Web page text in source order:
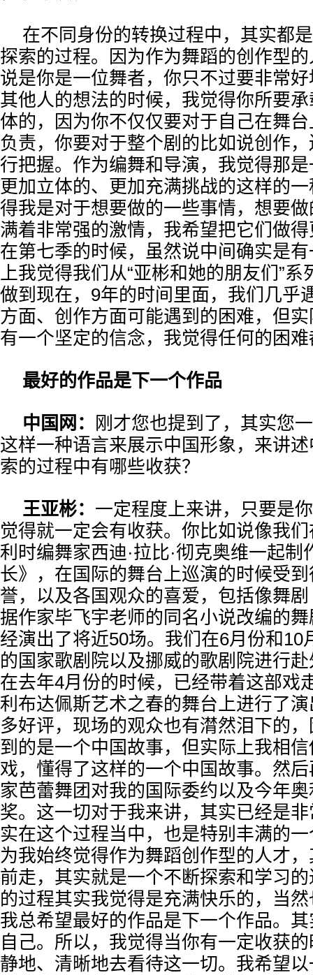
在不同身份的转换过程中，其实都
探索的过程。因为作为舞蹈的创作型
说是你是一位舞者，你只不过要非常
其他人的想法的时候，我觉得你所要
体的，因为你不仅仅要对于自己在舞
负责，你要对于整个剧的比如说创作
行把握。作为编舞和导演，我觉得那
更加立体的、更加充满挑战的这样的
得我是对于想要做的一些事情，想要
满着非常强的激情，我希望把它们做
在第七季的时候，虽然说中间确实是
上我觉得我们从“亚彬和她的朋友们”
做到现在，9年的时间里面，我们几乎
方面、创作方面可能遇到的困难，但
有一个坚定的信念，我觉得任何的困
最好的作品是下一个作品
中国网：
刚才您也提到了，其实您
这样一种语言来展示中国形象，来讲
索的过程中有哪些收获？
王亚彬： 一定程度上来讲，只要是
觉得就一定会有收获。你比如说像我
利时编舞家西迪·拉比·彻克奥维一起制
长》，在国际的舞台上巡演的时候受
誉，以及各国观众的喜爱，包括像舞
据作家毕飞宇老师的同名小说改编的
经演出了将近50场。我们在6月份和10
的国家歌剧院以及挪威的歌剧院进行
在去年4月份的时候，已经带着这部戏
利布达佩斯艺术之春的舞台上进行了
多好评，现场的观众也有潸然泪下的
到的是一个中国故事，但实际上我相
戏，懂得了这样的一个中国故事。然
家芭蕾舞团对我的国际委约以及今年
奖。这一切对于我来讲，其实已经是
实在这个过程当中，也是特别丰满的
为我始终觉得作为舞蹈创作型的人才
前走，其实就是一个不断探索和学习
的过程其实我觉得是充满快乐的，当
我总希望最好的作品是下一个作品。
自己。所以，我觉得当你有一定收获
静地、清晰地去看待这一切。我希望